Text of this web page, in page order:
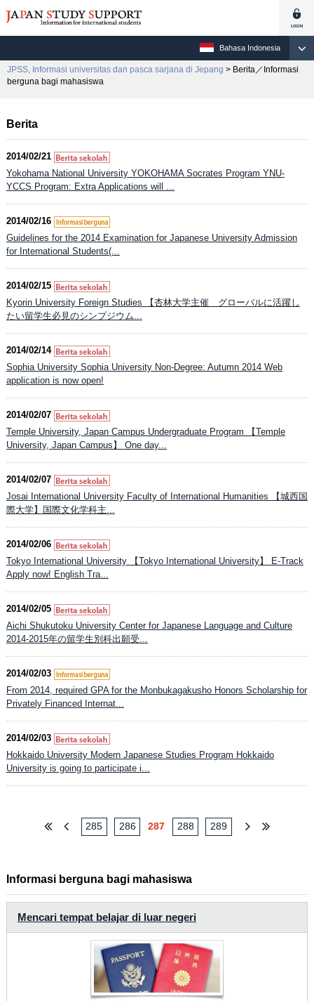
Bahasa Indonesia
JPSS, Informasi universitas dan pasca sarjana di Jepang > Berita／Informasi
berguna bagi mahasiswa
Berita
2014/02/21
Yokohama National University YOKOHAMA Socrates Program YNU-
YCCS Program: Extra Applications will ...
2014/02/16
Guidelines for the 2014 Examination for Japanese University Admission
for International Students(...
2014/02/15
Kyorin University Foreign Studies 【杏林大学主催 グローバルに活躍し
たい留学生必見のシンプジウム...
2014/02/14
Sophia University Sophia University Non-Degree: Autumn 2014 Web
application is now open!
2014/02/07
Temple University, Japan Campus Undergraduate Program 【Temple
University, Japan Campus】 One day...
2014/02/07
Josai International University Faculty of International Humanities 【城西国
際大学】国際文化学科主...
2014/02/06
Tokyo International University 【Tokyo International University】 E-Track
Apply now! English Tra...
2014/02/05
Aichi Shukutoku University Center for Japanese Language and Culture
2014-2015年の留学生別科出願受...
2014/02/03
From 2014, required GPA for the Monbukagakusho Honors Scholarship for
Privately Financed Internat...
2014/02/03
Hokkaido University Modern Japanese Studies Program Hokkaido
University is going to participate i...
285 286 287 288 289
Informasi berguna bagi mahasiswa
Mencari tempat belajar di luar negeri